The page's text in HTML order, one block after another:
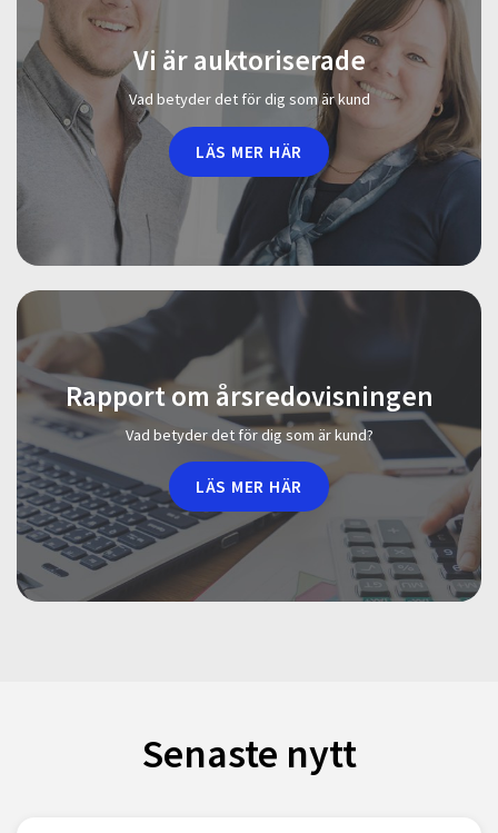
Vi är auktoriserade
Vad betyder det för dig som är kund
LÄS MER HÄR
Rapport om årsredovisningen
Vad betyder det för dig som är kund?
LÄS MER HÄR
Senaste nytt